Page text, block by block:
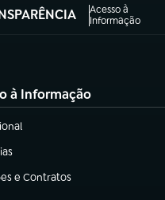
Acesso à
Informação
nova aba)
à Informação
nova aba)
nova aba)
e Contratos
nova aba)